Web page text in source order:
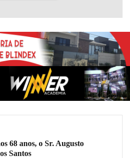
68 anos, o Sr. Augusto
Santos